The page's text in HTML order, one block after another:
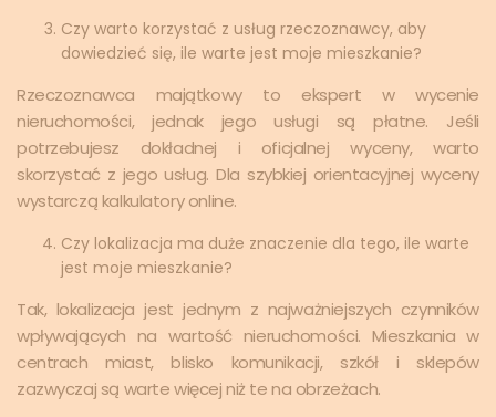
Czy warto korzystać z usług rzeczoznawcy, aby
dowiedzieć się, ile warte jest moje mieszkanie?
Rzeczoznawca majątkowy to ekspert w wycenie
nieruchomości, jednak jego usługi są płatne. Jeśli
potrzebujesz dokładnej i oficjalnej wyceny, warto
skorzystać z jego usług. Dla szybkiej orientacyjnej wyceny
wystarczą kalkulatory online.
Czy lokalizacja ma duże znaczenie dla tego, ile warte
jest moje mieszkanie?
Tak, lokalizacja jest jednym z najważniejszych czynników
wpływających na wartość nieruchomości. Mieszkania w
centrach miast, blisko komunikacji, szkół i sklepów
zazwyczaj są warte więcej niż te na obrzeżach.